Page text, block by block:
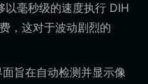
以毫秒级的速度执行 DIH
，这对于波动剧烈的
面旨在自动检测并显示像